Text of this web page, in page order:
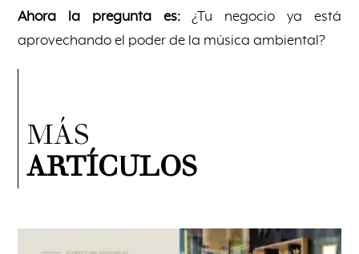
Ahora la pregunta es:¿Tu negocio ya está
aprovechando el poder de la música ambiental?
MÁS
ARTÍCULOS